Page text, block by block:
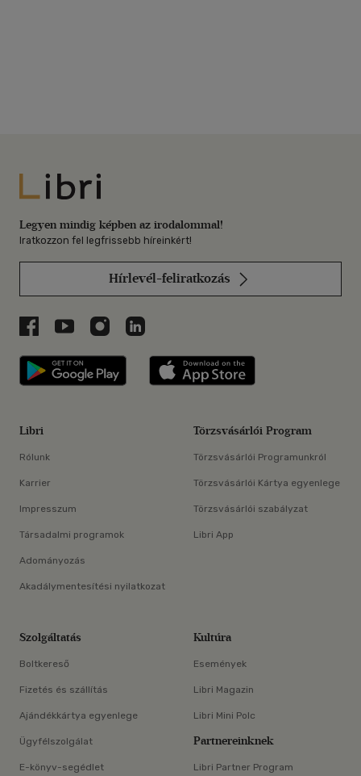
Libri
Legyen mindig képben az irodalommal!
Iratkozzon fel legfrissebb híreinkért!
Hírlevél-feliratkozás
Libri a Facebookon
Libri a Youtube-on
Libri az Instagramon
Libri a LinkedInen
Libri applikáció Szerezd meg: Google
Libri
Rólunk
Karrier
Impresszum
Társadalmi programok
Adományozás
Akadálymentesítési nyilatkozat
Törzsvásárlói Program
Törzsvásárlói Programunkról
Törzsvásárlói Kártya egyenlege
Törzsvásárlói szabályzat
Libri App
Szolgáltatás
Boltkereső
Fizetés és szállítás
Ajándékkártya egyenlege
Ügyfélszolgálat
E-könyv-segédlet
Kultúra
Események
Libri Magazin
Libri Mini Polc
Partnereinknek
Libri Partner Program